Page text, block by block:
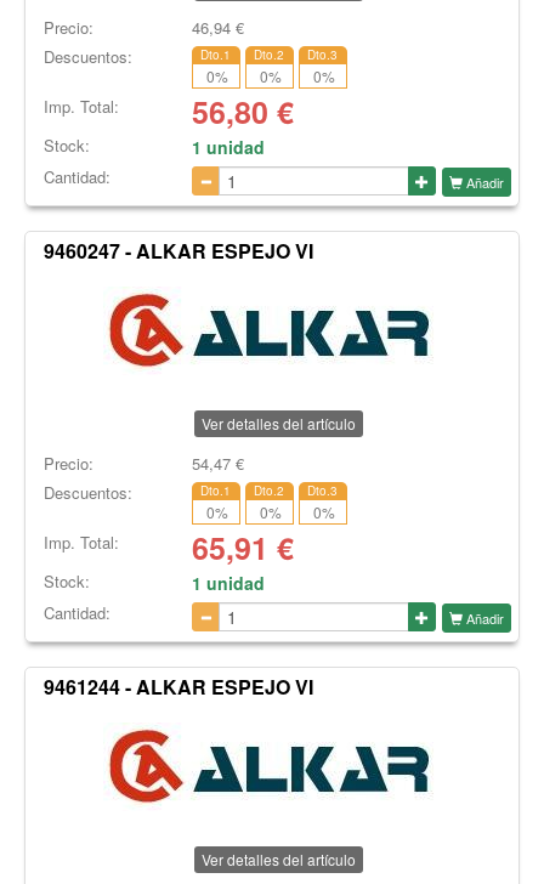
Precio: 46,94€
Descuentos:
Dto.1
0%
Dto.2
0%
Dto.3
0%
Imp. Total: 56,80 €
Stock: 1 unidad
Cantidad: Añadir
9460247 - ALKAR ESPEJO VI
Ver detalles del artículo
Precio: 54,47€
Descuentos:
Dto.1
0%
Dto.2
0%
Dto.3
0%
Imp. Total: 65,91 €
Stock: 1 unidad
Cantidad: Añadir
9461244 - ALKAR ESPEJO VI
Ver detalles del artículo